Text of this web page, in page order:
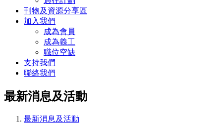
刊物及資源分享區
加入我們
成為會員
成為義工
職位空缺
支持我們
聯絡我們
最新消息及活動
最新消息及活動